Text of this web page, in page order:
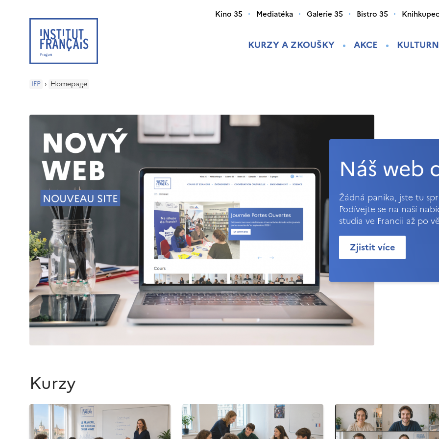
KURZY A ZKOUŠKY AKCE
Kino 35 Mediatéka Galerie 35 Bistro 35
IFP › Homepage
Náš web
Žádná panika, jste tu
Podívejte se na naší
studia ve Francii až po
Zjistit více
Kurzy